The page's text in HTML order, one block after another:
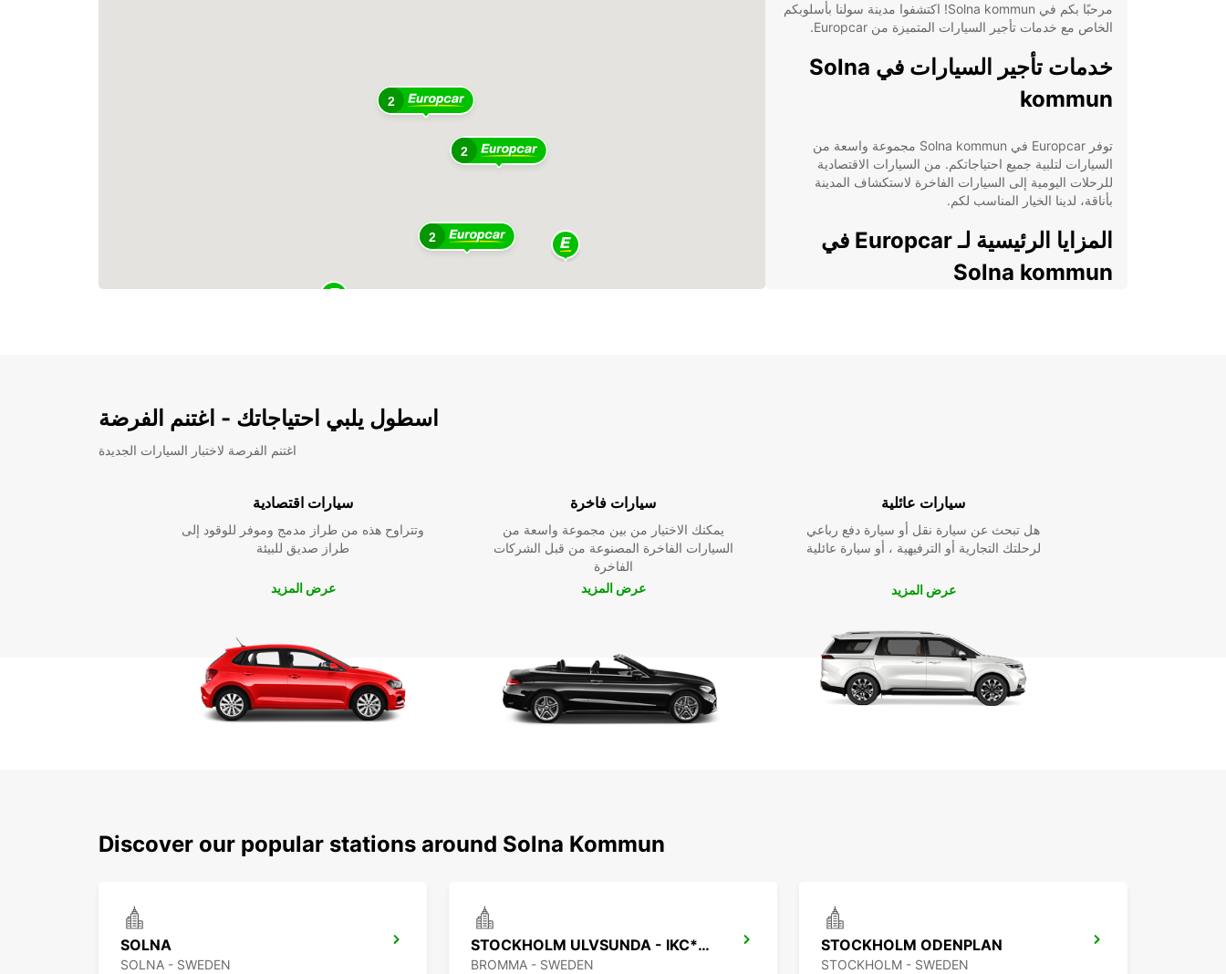
2
2
2
مرحبًا بكم في Solna kommun! اكتشفوا مدينة سولنا بأسلوبكم
الخاص مع خدمات تأجير السيارات المتميزة من Europcar.
خدمات تأجير السيارات في Solna
kommun
توفر Europcar في Solna kommun مجموعة واسعة من
السيارات لتلبية جميع احتياجاتكم. من السيارات الاقتصادية
للرحلات اليومية إلى السيارات الفاخرة لاستكشاف المدينة
بأناقة، لدينا الخيار المناسب لكم.
المزايا الرئيسية لـ Europcar في
Solna kommun
Solna kommun
موقعنا الإلكتروني أو عن طريق التطبيق الخاص بنا. اختاروا
سواء كنتم تزورون Solna kommun للعمل أو للترفيه، فإن
اسطول يلبي احتياجاتك - اغتنم الفرضة
اغتنم الفرصة لاختبار السيارات الجديدة
سيارات اقتصادية
وتتراوح هذه من طراز مدمج وموفر للوقود إلى
طراز صديق للبيئة
عرض المزيد
سيارات فاخرة
يمكنك الاختيار من بين مجموعة واسعة من
السيارات الفاخرة المصنوعة من قبل الشركات
الفاخرة
عرض المزيد
سيارات عائلية
هل تبحث عن سيارة نقل أو سيارة دفع رباعي
لرحلتك التجارية أو الترفيهية ، أو سيارة عائلية
عرض المزيد
Discover our popular stations around Solna Kommun
SOLNA
SOLNA - SWEDEN
STOCKHOLM ULVSUNDA - IKC*RY*
BROMMA - SWEDEN
STOCKHOLM ODENPLAN
STOCKHOLM - SWEDEN